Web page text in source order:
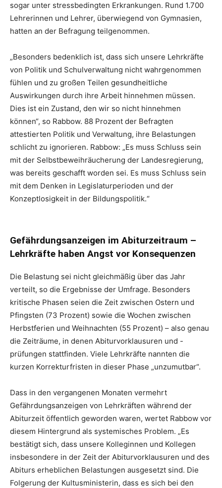
sogar unter stressbedingten Erkrankungen. Rund 1.700
Lehrerinnen und Lehrer, überwiegend von Gymnasien,
hatten an der Befragung teilgenommen.
„Besonders bedenklich ist, dass sich unsere Lehrkräfte
von Politik und Schulverwaltung nicht wahrgenommen
fühlen und zu großen Teilen gesundheitliche
Auswirkungen durch ihre Arbeit hinnehmen müssen.
Dies ist ein Zustand, den wir so nicht hinnehmen
können“, so Rabbow. 88 Prozent der Befragten
attestierten Politik und Verwaltung, ihre Belastungen
schlicht zu ignorieren. Rabbow: „Es muss Schluss sein
mit der Selbstbeweihräucherung der Landesregierung,
was bereits geschafft worden sei. Es muss Schluss sein
mit dem Denken in Legislaturperioden und der
Konzeptlosigkeit in der Bildungspolitik.“
Gefährdungsanzeigen im Abiturzeitraum –
Lehrkräfte haben Angst vor Konsequenzen
Die Belastung sei nicht gleichmäßig über das Jahr
verteilt, so die Ergebnisse der Umfrage. Besonders
kritische Phasen seien die Zeit zwischen Ostern und
Pfingsten (73 Prozent) sowie die Wochen zwischen
Herbstferien und Weihnachten (55 Prozent) – also genau
die Zeiträume, in denen Abiturvorklausuren und -
prüfungen stattfinden. Viele Lehrkräfte nannten die
kurzen Korrekturfristen in dieser Phase „unzumutbar“.
Dass in den vergangenen Monaten vermehrt
Gefährdungsanzeigen von Lehrkräften während der
Abiturzeit öffentlich geworden waren, wertet Rabbow vor
diesem Hintergrund als systemisches Problem. „Es
bestätigt sich, dass unsere Kolleginnen und Kollegen
insbesondere in der Zeit der Abiturvorklausuren und des
Abiturs erheblichen Belastungen ausgesetzt sind. Die
Folgerung der Kultusministerin, dass es sich bei den